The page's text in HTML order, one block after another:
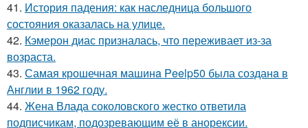
41. История падения: как наследница большого
состояния оказалась на улице.
42. Кэмерон диас призналась, что переживает из-за
возраста.
43. Самая крошечная машинa Peelp50 была созданa в
Англии в 1962 году.
44. Жена Влада соколовского жестко ответила
подписчикам, подозревающим её в анорексии.